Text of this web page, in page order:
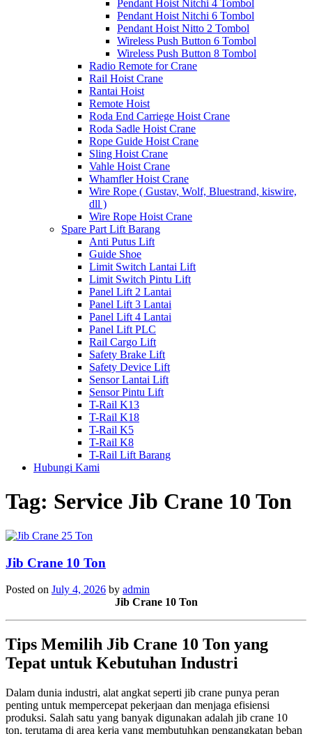
Pendant Hoist Nitchi 4 Tombol
Pendant Hoist Nitchi 6 Tombol
Pendant Hoist Nitto 2 Tombol
Wireless Push Button 6 Tombol
Wireless Push Button 8 Tombol
Radio Remote for Crane
Rail Hoist Crane
Rantai Hoist
Remote Hoist
Roda End Carriege Hoist Crane
Roda Sadle Hoist Crane
Rope Guide Hoist Crane
Sling Hoist Crane
Vahle Hoist Crane
Whamfler Hoist Crane
Wire Rope ( Gustav, Wolf, Bluestrand, kiswire,
dll )
Wire Rope Hoist Crane
Spare Part Lift Barang
Anti Putus Lift
Guide Shoe
Limit Switch Lantai Lift
Limit Switch Pintu Lift
Panel Lift 2 Lantai
Panel Lift 3 Lantai
Panel Lift 4 Lantai
Panel Lift PLC
Rail Cargo Lift
Safety Brake Lift
Safety Device Lift
Sensor Lantai Lift
Sensor Pintu Lift
T-Rail K13
T-Rail K18
T-Rail K5
T-Rail K8
T-Rail Lift Barang
Hubungi Kami
Tag: Service Jib Crane 10 Ton
Jib Crane 10 Ton
Posted on July 4, 2026 by admin
Jib Crane 10 Ton
Tips Memilih Jib Crane 10 Ton yang
Tepat untuk Kebutuhan Industri
Dalam dunia industri, alat angkat seperti jib crane punya peran
penting untuk mempercepat pekerjaan dan menjaga efisiensi
produksi. Salah satu yang banyak digunakan adalah jib crane 10
ton, terutama di area kerja yang membutuhkan pengangkatan beban